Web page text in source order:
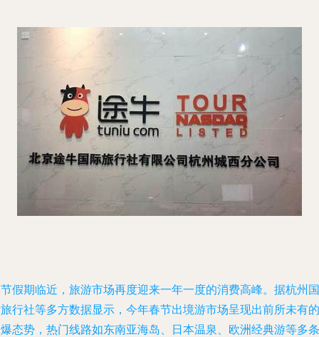
假期临近，旅游市场再度迎来一年一度的消费高峰。据杭州国
行社等多方数据显示，今年春节出境游市场呈现出前所未有的
态势，热门线路如东南亚海岛、日本温泉、欧洲经典游等多条